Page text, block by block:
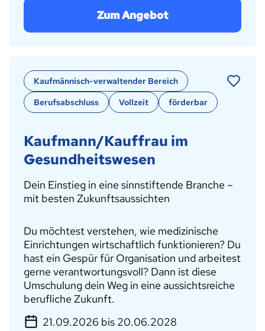
Zum Angebot
Kaufmännisch-verwaltender Bereich
Berufsabschluss
Vollzeit förderbar
Kaufmann/Kauffrau im
Gesundheitswesen
Dein Einstieg in eine sinnstiftende Branche –
mit besten Zukunftsaussichten
Du möchtest verstehen, wie medizinische
Einrichtungen wirtschaftlich funktionieren? Du
hast ein Gespür für Organisation und arbeitest
gerne verantwortungsvoll? Dann ist diese
Umschulung dein Weg in eine aussichtsreiche
berufliche Zukunft.
21.09.2026 bis 20.06.2028